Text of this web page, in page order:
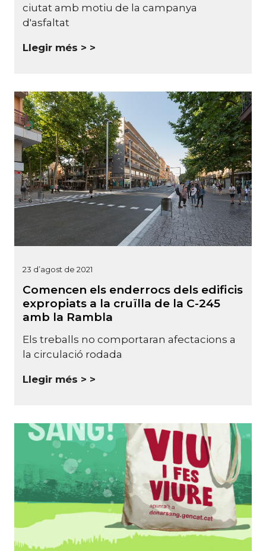
ciutat amb motiu de la campanya
d'asfaltat
Llegir més >
23 d’agost de 2021
Comencen els enderrocs dels edificis
expropiats a la cruïlla de la C-245
amb la Rambla
Els treballs no comportaran afectacions a
la circulació rodada
Llegir més >